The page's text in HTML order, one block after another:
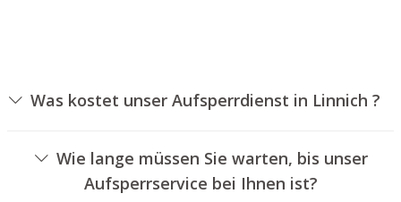
Was kostet unser Aufsperrdienst in Linnich ?
verschiedenen Optionen ab, wie zum Beispiel der Art des
Schlosses, der Dauer der Arbeiten und eventuellen
Kilometerpauschalen. Wir bieten unseren Kunden immer
Wie lange müssen Sie warten, bis unser
Aufsperrservice bei Ihnen ist?